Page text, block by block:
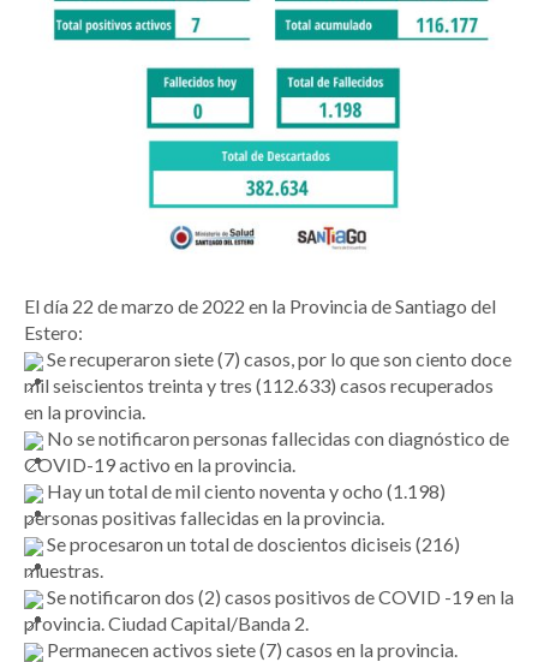
El día 22 de marzo de 2022 en la Provincia de Santiago del
Estero:
Se recuperaron siete (7) casos, por lo que son ciento doce
mil seiscientos treinta y tres (112.633) casos recuperados
en la provincia.
No se notificaron personas fallecidas con diagnóstico de
COVID-19 activo en la provincia.
Hay un total de mil ciento noventa y ocho (1.198)
personas positivas fallecidas en la provincia.
Se procesaron un total de doscientos diciseis (216)
muestras.
Se notificaron dos (2) casos positivos de COVID -19 en la
provincia. Ciudad Capital/Banda 2.
Permanecen activos siete (7) casos en la provincia.